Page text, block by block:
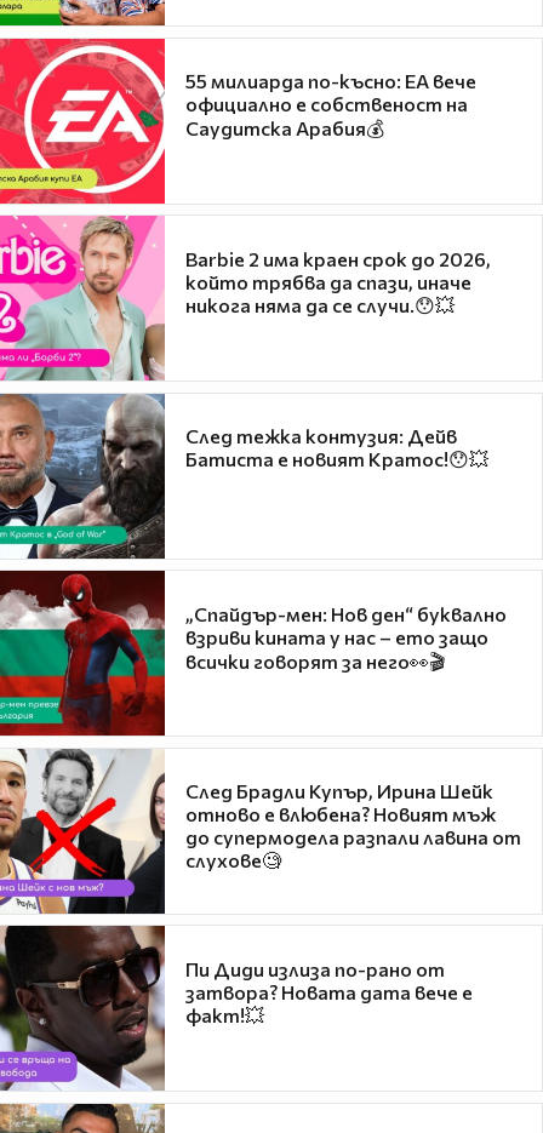
55 милиарда по-късно: EA вече
официално е собственост на
Саудитска Арабия💰
Barbie 2 има краен срок до 2026,
който трябва да спази, иначе
никога няма да се случи.😯💥
След тежка контузия: Дейв
Батиста е новият Кратос!😯💥
„Спайдър-мен: Нов ден“ буквално
взриви кината у нас – ето защо
всички говорят за него👀🎬
След Брадли Купър, Ирина Шейк
отново е влюбена? Новият мъж
до супермодела разпали лавина от
слухове🧐
Пи Диди излиза по-рано от
затвора? Новата дата вече е
факт!💥